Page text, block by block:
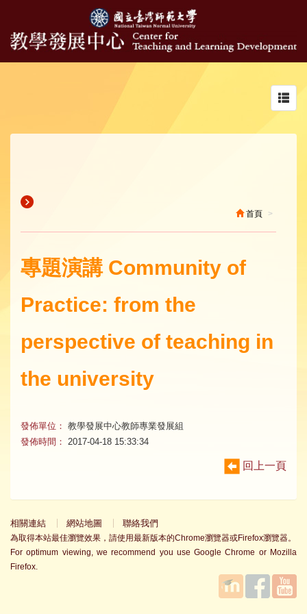
首頁
專題演講 Community of
Practice: from the
perspective of teaching in
the university
發佈單位： 教學發展中心教師專業發展組
發佈時間：
2017-04-18 15:33:34
回上一頁
相關連結 網站地圖 聯絡我們
為取得本站最佳瀏覽效果，請使用最新版本的Chrome瀏覽器或Firefox瀏覽器。
For optimum viewing, we recommend you use Google Chrome or Mozilla
Firefox.